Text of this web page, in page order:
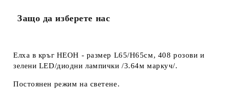
"Купи сега", Вие се съгласявате с
Защо да изберете нас
Елха в кръг НЕОН - размер L65/H65см, 408 розови и
зелени LED/диодни лампички /3.64м маркуч/.
Постоянен режим на светене.